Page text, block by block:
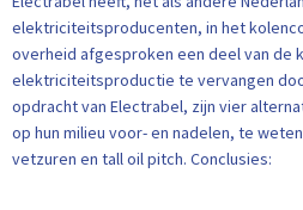
elektriciteitsproducenten, in het
overheid afgesproken een deel van de
elektriciteitsproductie te vervangen
opdracht van Electrabel, zijn vier
op hun milieu voor- en nadelen, te
vetzuren en tall oil pitch. Conclusies: